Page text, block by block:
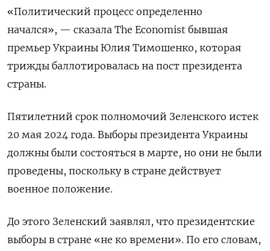
«Политический процесс определенно
начался», — сказала The Economist бывшая
премьер Украины Юлия Тимошенко, которая
трижды баллотировалась на пост президента
страны.
Пятилетний срок полномочий Зеленского истек
20 мая 2024 года. Выборы президента Украины
должны были состояться в марте, но они не были
проведены, поскольку в стране действует
военное положение.
До этого Зеленский заявлял, что президентские
выборы в стране «не ко времени». По его словам,